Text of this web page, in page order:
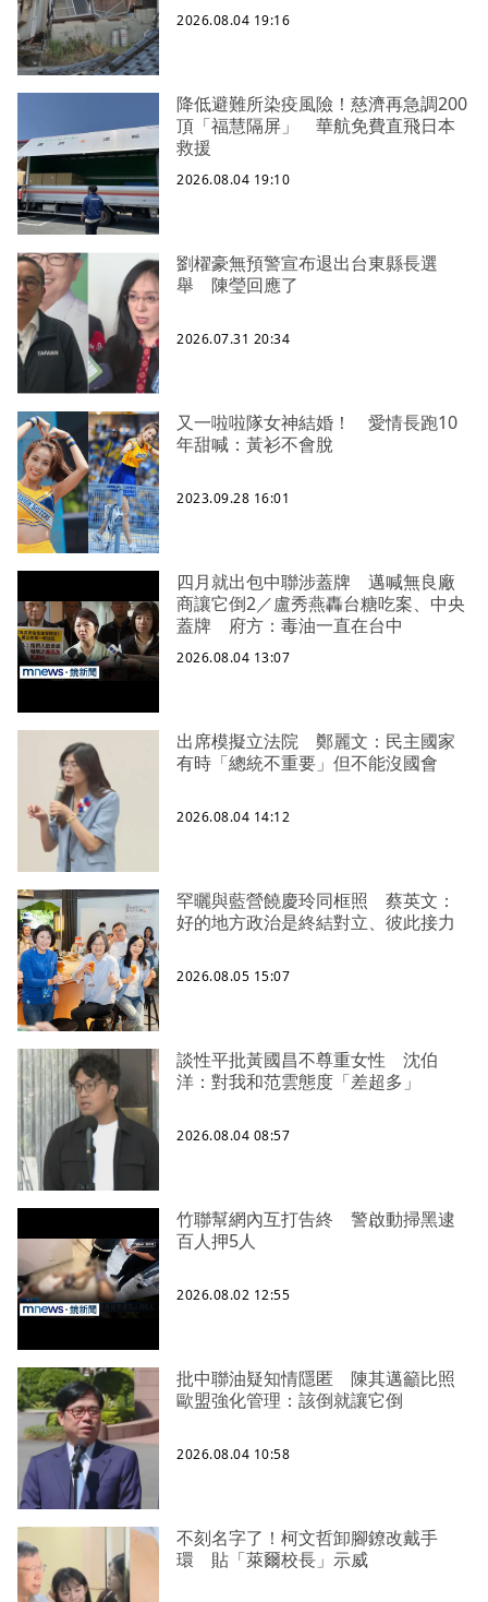
2026.08.04 19:16
降低避難所染疫風險！慈濟再急調200
頂「福慧隔屏」 華航免費直飛日本
救援
2026.08.04 19:10
劉櫂豪無預警宣布退出台東縣長選
舉 陳瑩回應了
2026.07.31 20:34
又一啦啦隊女神結婚！ 愛情長跑10
年甜喊：黃衫不會脫
2023.09.28 16:01
四月就出包中聯涉蓋牌 邁喊無良廠
商讓它倒2／盧秀燕轟台糖吃案、中央
蓋牌 府方：毒油一直在台中
2026.08.04 13:07
出席模擬立法院 鄭麗文：民主國家
有時「總統不重要」但不能沒國會
2026.08.04 14:12
罕曬與藍營饒慶玲同框照 蔡英文：
好的地方政治是終結對立、彼此接力
2026.08.05 15:07
談性平批黃國昌不尊重女性 沈伯
洋：對我和范雲態度「差超多」
2026.08.04 08:57
竹聯幫網內互打告終 警啟動掃黑逮
百人押5人
2026.08.02 12:55
批中聯油疑知情隱匿 陳其邁籲比照
歐盟強化管理：該倒就讓它倒
2026.08.04 10:58
不刻名字了！柯文哲卸腳鐐改戴手
環 貼「萊爾校長」示威